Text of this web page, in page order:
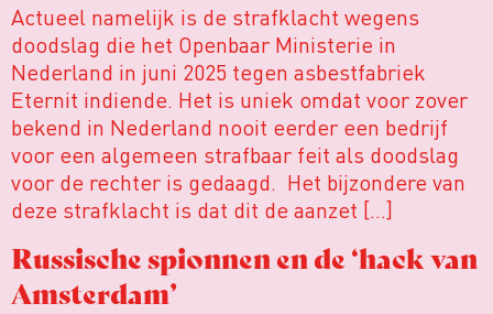
Actueel namelijk is de strafklacht wegens
doodslag die het Openbaar Ministerie in
Nederland in juni 2025 tegen asbestfabriek
Eternit indiende. Het is uniek omdat voor zover
bekend in Nederland nooit eerder een bedrijf
voor een algemeen strafbaar feit als doodslag
voor de rechter is gedaagd. Het bijzondere van
deze strafklacht is dat dit de aanzet […]
Russische spionnen en de ‘hack van
Amsterdam’